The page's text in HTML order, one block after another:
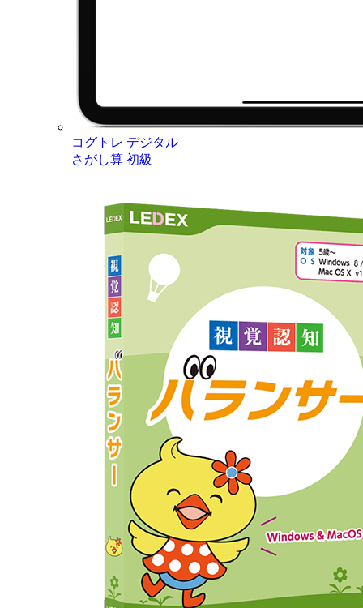
コグトレ デジタル
さがし算 初級